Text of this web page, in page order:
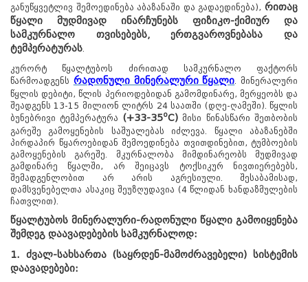
განუწყვეტლივ შემოედინება აბაზანაში და გადაედინება), რითაც
წყალი მუდმივად ინარჩუნებს ფიზიკო-ქიმიურ და
სამკურნალო თვისებებს, ერთგვაროვნებასა და
ტემპერატურას
კურორტ წყალტუბოს ძირითად სამკურნალო ფაქტორს
წარმოადგენს რადონული მინერალური წყალი . მინერალური
წყლის დებიტი, წლის პერიოდებიდან გამომდინარე, მერყეობს და
შეადგენს 13-15 მილიონ ლიტრს 24 საათში (დღე-ღამეში). წყლის
ბუნებრივი ტემპერატურა (+33-35oC)მისი წინასწარი შეთბობის
გარეშე გამოყენების საშუალებას იძლევა. წყალი აბაზანებში
პირდაპირ წყაროებიდან შემოედინება თვითდინებით, ტუმბოების
გამოყენების გარეშე. მკურნალობა მიმდინარეობს მუდმივად
გამდინარე წყალში, არ შეიცავს ტოქსიკურ ნივთიერებებს,
შემადგენლობით არ არის აგრესიული. შესაბამისად,
დამსვენებელთა ასაკიც შეუზღუდავია (4 წლიდან ხანდაზმულების
ჩათვლით).
წყალტუბოს მინერალური-რადონული წყალი გამოიყენება
შემდეგ დაავადებების სამკურნალოდ:
1. ძვალ-სახსართა (საყრდენ-მამოძრავებელი) სისტემის
დაავადებები: